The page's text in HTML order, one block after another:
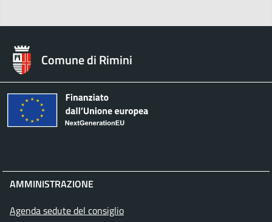
Comune di Rimini
AMMINISTRAZIONE
Agenda sedute del consiglio